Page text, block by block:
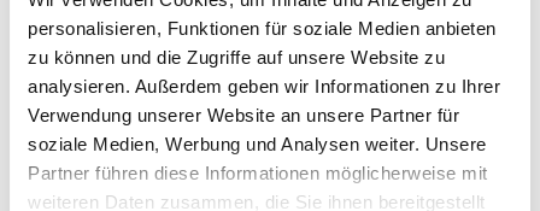
personalisieren, Funktionen für soziale Medien anbieten
zu können und die Zugriffe auf unsere Website zu
analysieren. Außerdem geben wir Informationen zu Ihrer
Verwendung unserer Website an unsere Partner für
soziale Medien, Werbung und Analysen weiter. Unsere
Partner führen diese Informationen möglicherweise mit
weiteren Daten zusammen, die Sie ihnen bereitgestellt
Konzept für Körpergrößen von 135 bis 180 cm
- Verstellgurte zur individuellen Rückenpositionierung
- Brustgurt mit Höhenregulierung
- Längenanpassbarer Hüftgurt mit Abnahmeoption
- Schultergurte mit Längenregulierung und weicher
Polsterung
- Verstärkter Rückenbereich mit komfortabler
Polsterung